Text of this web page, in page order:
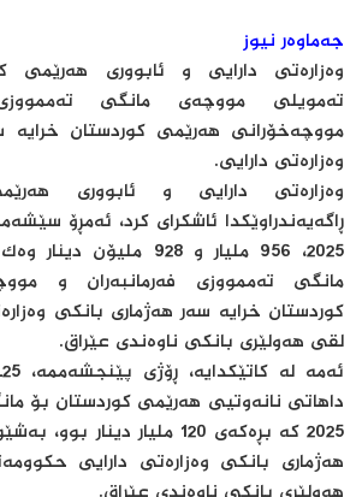
جەماوەر نیوز
وەزارەتی دارایی و ئابووری هەرێمی
تەمویلی مووچەی مانگی
مووچەخۆرانی هەرێمی کوردستان خرایە
وەزارەتی دارایی.
وەزارەتی دارایی و ئابووری
2025، 956 ملیار و 928
مانگی تەممووزی فەرمانبەران و
کوردستان خرایە سەر هەژماری بانکی
لقی هەولێری بانکی ناوەندی عێراق.
داهاتی نانەوتیی هەرێمی کوردستان بۆ
2025 کە بڕەکەی 120 ملیار
هەژماری بانکی وەزارەتی دارایی